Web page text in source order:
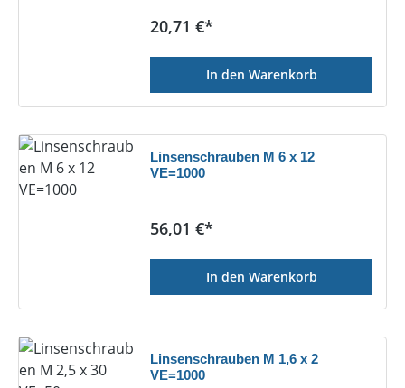
Regulärer Preis:
20,71 €*
In den Warenkorb
Linsenschrauben M 6 x 12
VE=1000
Regulärer Preis:
56,01 €*
In den Warenkorb
Linsenschrauben M 1,6 x 2
VE=1000